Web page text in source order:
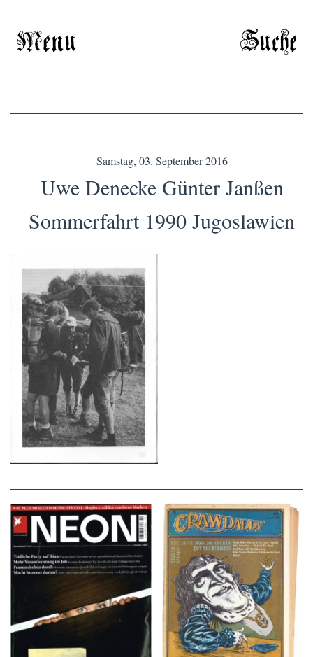
Menu Suche
Samstag, 03. September 2016
Uwe Denecke Günter Janßen
Sommerfahrt 1990 Jugoslawien
NEON – OKTOBER
2008
Crawdaddy – June/11/72